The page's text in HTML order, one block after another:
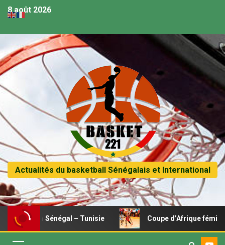
8 août 2026
Actualités du basketball Sénégalais et International
Sénégal – Tunisie Coupe d’Afrique féminine U18 –